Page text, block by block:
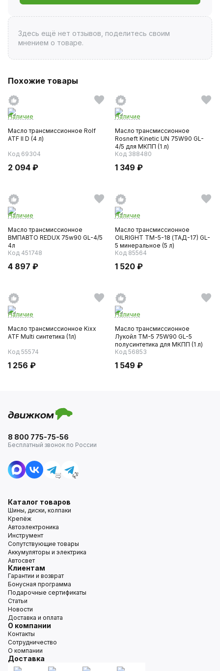
Здесь ещё нет отзывов, поделитесь своим
мнением о товаре.
Похожие товары
Наличие
Масло трансмиссионное Rolf
ATF II D (4 л)
Код 69304
2 094 ₽
Наличие
Масло трансмиссионное
Rosneft Kinetic UN 75W90 GL-
4/5 для МКПП (1 л)
Код 388480
1 349 ₽
Наличие
Масло трансмиссионное
ВМПАВТО REDUX 75w90 GL-4/5
4л
Код 451748
4 897 ₽
Наличие
Масло трансмиссионное
OILRIGHT ТМ-5-18 (ТАД-17) GL-
5 минеральное (5 л)
Код 85564
1 520 ₽
Наличие
Масло трансмиссионное Kixx
ATF Multi синтетика (1л)
Код 55574
1 256 ₽
Наличие
Масло трансмиссионное
Лукойл ТМ-5 75W90 GL-5
полусинтетика для МКПП (1 л)
Код 56853
1 549 ₽
8 800 775-75-56
Бесплатный звонок по России
Каталог товаров
Шины, диски, колпаки
Крепёж
Автоэлектроника
Инструмент
Сопутствующие товары
Аккумуляторы и электрика
Автосвет
Клиентам
Гарантии и возврат
Бонусная программа
Подарочные сертификаты
Статьи
Новости
Доставка и оплата
О компании
Контакты
Сотрудничество
О компании
Доставка